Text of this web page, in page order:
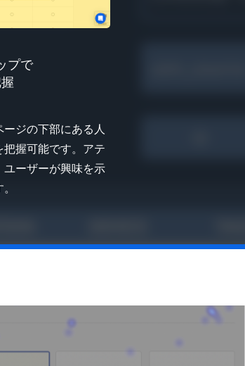
プで
ジの下部にある人
握可能です。アテ
ユーザーが興味を示